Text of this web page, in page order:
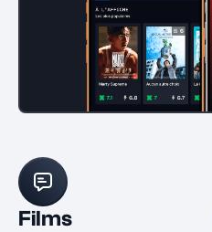
Films